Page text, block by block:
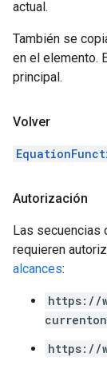
actual.
También se
en el elemento.
principal.
Volver
Autorización
Las secuencias
requieren
alcances:
https://
https://